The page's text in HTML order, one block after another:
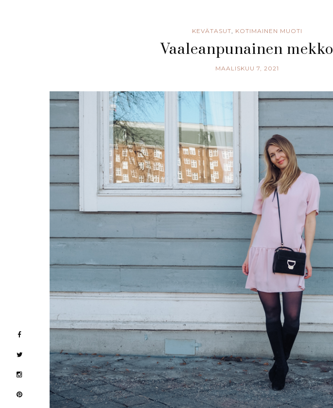
KEVÄTASUT, KOTIMAINEN MUOTI
Vaaleanpunainen mekko
MAALISKUU 7, 2021